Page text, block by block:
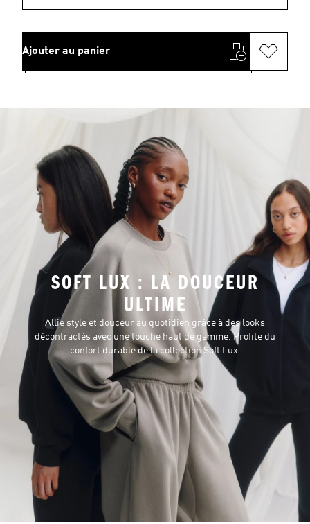
Ajouter au panier
SOFT LUX : LA DOUCEUR
ULTIME
Allie style et douceur au quotidien grâce à des looks
décontractés avec une touche haut de gamme. Profite du
confort durable de la collection Soft Lux.